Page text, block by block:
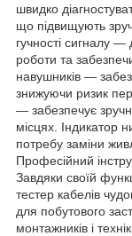
швидко
що підвищують
гучності сигналу
роботи та
навушників —
знижуючи ризик
— забезпечує
місцях. Індикатор
потребу заміни
Професійний
Завдяки своїй
тестер кабелів
для побутового
монтажників і